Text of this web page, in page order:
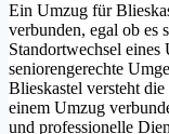
Ein Umzug für
verbunden, egal ob es
Standortwechsel
seniorengerechte
Blieskastel versteht
einem Umzug
und professionelle